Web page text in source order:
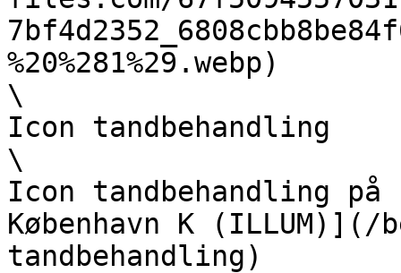
%20%281%29.webp)
\
Icon tandbehandling
\
Icon tandbehandling
København K
tandbehandling)